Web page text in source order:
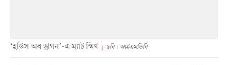
‘হাউস অব ড্রাগন’-এ ম্যাট স্মিথ ছবি : আইএমডিবি